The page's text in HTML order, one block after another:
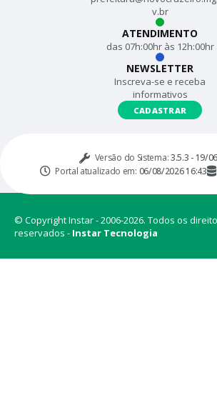
v.br
ATENDIMENTO
das 07h:00hr às 12h:00hr
NEWSLETTER
Inscreva-se e receba
informativos
CADASTRAR
Versão do Sistema:3.5.3 - 19/
Portal atualizado em: 06/08/2026 16:43
© Copyright Instar - 2006-2026. Todos os
reservados - Instar Tecnologia